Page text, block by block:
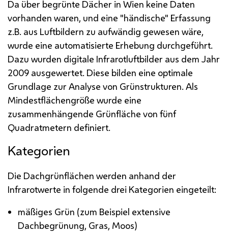
Da über begrünte Dächer in Wien keine Daten
vorhanden waren, und eine "händische" Erfassung
z.B. aus Luftbildern zu aufwändig gewesen wäre,
wurde eine automatisierte Erhebung durchgeführt.
Dazu wurden digitale Infrarotluftbilder aus dem Jahr
2009 ausgewertet. Diese bilden eine optimale
Grundlage zur Analyse von Grünstrukturen. Als
Mindestflächengröße wurde eine
zusammenhängende Grünfläche von fünf
Quadratmetern definiert.
Kategorien
Die Dachgrünflächen werden anhand der
Infrarotwerte in folgende drei Kategorien eingeteilt:
mäßiges Grün (zum Beispiel extensive
Dachbegrünung, Gras, Moos)